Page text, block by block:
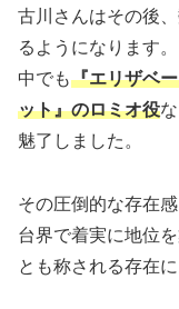
古川さんはその後
るようになります。
中でも『エリザベ
ット』のロミオ役
魅了しました。
その圧倒的な存在
台界で着実に地位を
とも称される存在に